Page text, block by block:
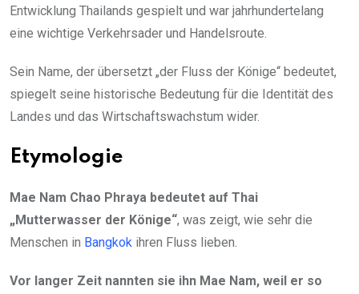
Entwicklung Thailands gespielt und war jahrhundertelang
eine wichtige Verkehrsader und Handelsroute.
Sein Name, der übersetzt „der Fluss der Könige“ bedeutet,
spiegelt seine historische Bedeutung für die Identität des
Landes und das Wirtschaftswachstum wider.
Etymologie
Mae Nam Chao Phraya bedeutet auf Thai
„Mutterwasser der Könige“, was zeigt, wie sehr die
Menschen in Bangkok ihren Fluss lieben.
Vor langer Zeit nannten sie ihn Mae Nam, weil er so